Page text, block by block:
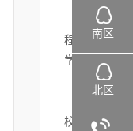
COD氨氮
程，大
学废物的产
校准和维护
南区
北区